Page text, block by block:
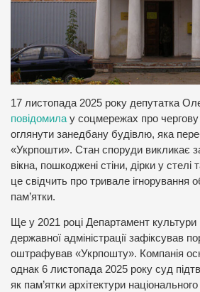
17 листопада 2025 року депутатка
повідомила у соцмережах про чергову
оглянути занедбану будівлю, яка
«Укрпошти». Стан споруди викликає
вікна, пошкоджені стіни, дірки у
це свідчить про тривале ігнорування
пам’ятки.
Ще у 2021 році Департамент культури
державної адміністрації зафіксував
оштрафував «Укрпошту». Компанія
однак 6 листопада 2025 року суд
як пам’ятки архітектури